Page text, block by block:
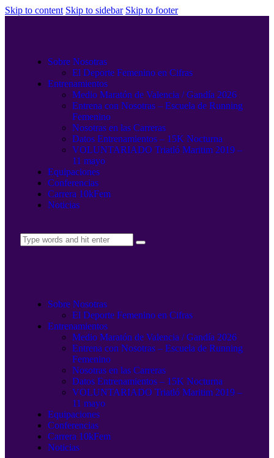
Skip to content Skip to sidebar Skip to footer
Sobre Nosotras
El Deporte Femenino en Cifras
Entrenamientos
Medio Maratón de Valencia / Gandía 2026
Entrena con Nosotras – Escuela de Running
Femenino
Nosotras en las Carreras
Datos Entrenamientos – 15K Nocturna
VOLUNTARIADO Triatló Maritim 2019 –
11 mayo
Equipaciones
Conferencias
Carrera 10kFem
Noticias
Sobre Nosotras
El Deporte Femenino en Cifras
Entrenamientos
Medio Maratón de Valencia / Gandía 2026
Entrena con Nosotras – Escuela de Running
Femenino
Nosotras en las Carreras
Datos Entrenamientos – 15K Nocturna
VOLUNTARIADO Triatló Maritim 2019 –
11 mayo
Equipaciones
Conferencias
Carrera 10kFem
Noticias